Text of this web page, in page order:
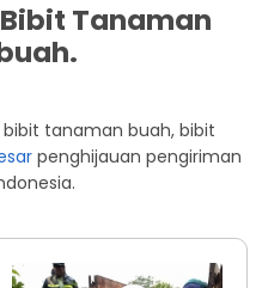
Tanaman
tanaman buah, bibit
penghijauan pengiriman